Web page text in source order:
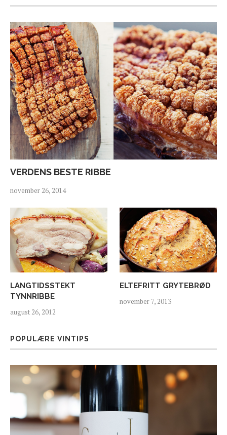
VERDENS BESTE RIBBE
november 26, 2014
LANGTIDSSTEKT
TYNNRIBBE
august 26, 2012
ELTEFRITT GRYTEBRØD
november 7, 2013
POPULÆRE VINTIPS